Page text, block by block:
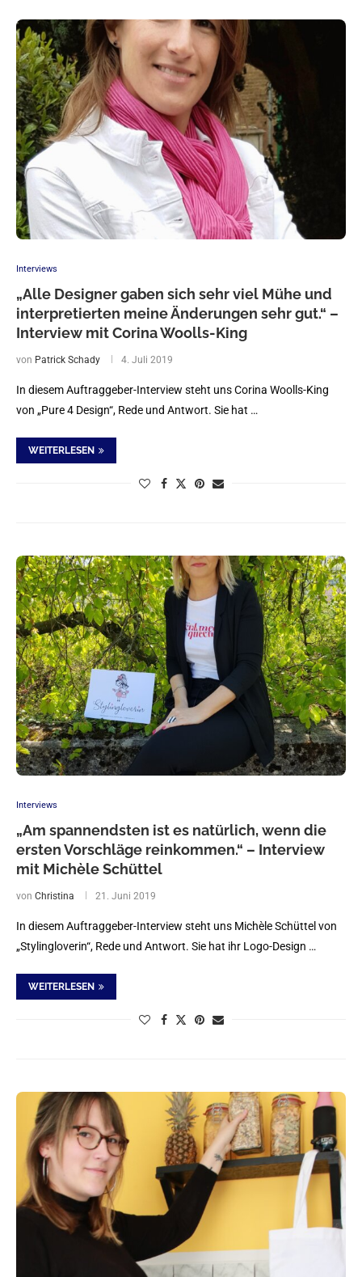
Interviews
„Alle Designer gaben sich sehr viel Mühe und
interpretierten meine Änderungen sehr gut.“ –
Interview mit Corina Woolls-King
von Patrick Schady 4. Juli 2019
In diesem Auftraggeber-Interview steht uns Corina Woolls-King
von „Pure 4 Design“, Rede und Antwort. Sie hat …
WEITERLESEN
Interviews
„Am spannendsten ist es natürlich, wenn die
ersten Vorschläge reinkommen.“ – Interview
mit Michèle Schüttel
von Christina 21. Juni 2019
In diesem Auftraggeber-Interview steht uns Michèle Schüttel von
„Stylingloverin“, Rede und Antwort. Sie hat ihr Logo-Design …
WEITERLESEN